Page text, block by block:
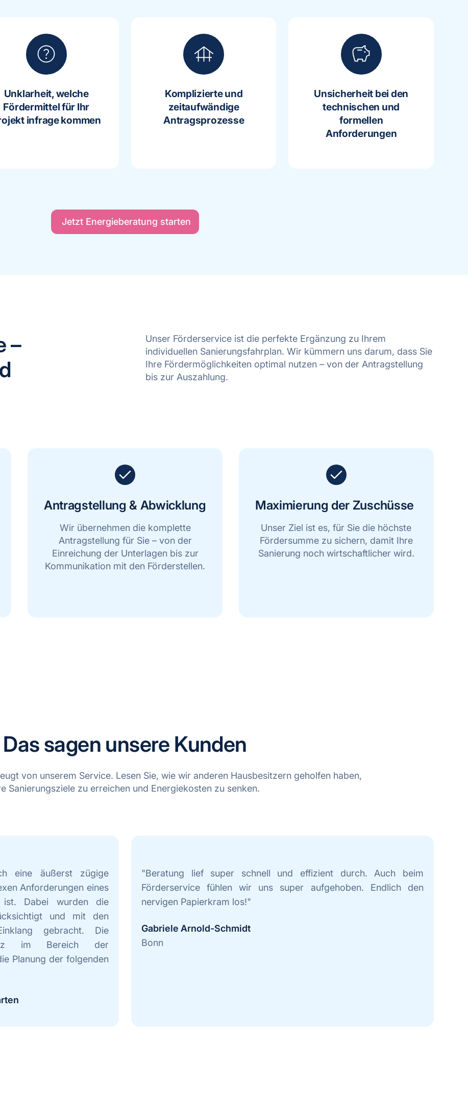
help
Unklarheit, welche
Fördermittel für Ihr
infrage kommen
foundation
Komplizierte und
zeitaufwändige
Antragsprozesse
savings
Unsicherheit bei den
technischen und
formellen
Anforderungen
Jetzt Energieberatung starten
–
Unser Förderservice ist die perfekte Ergänzung zu Ihrem
individuellen Sanierungsfahrplan. Wir kümmern uns darum, dass Sie
Ihre Fördermöglichkeiten optimal nutzen – von der Antragstellung
bis zur Auszahlung.
Antragstellung & Abwicklung
Wir übernehmen die komplette
Antragstellung für Sie – von der
Einreichung der Unterlagen bis zur
Kommunikation mit den Förderstellen.
Maximierung der Zuschüsse
Unser Ziel ist es, für Sie die höchste
Fördersumme zu sichern, damit Ihre
Sanierung noch wirtschaftlicher wird.
Das sagen unsere Kunden
von unserem Service. Lesen Sie, wie wir anderen Hausbesitzern geholfen haben,
Sanierungsziele zu erreichen und Energiekosten zu senken.
eine äußerst zügige
Anforderungen eines
ist. Dabei wurden die
und mit den
gebracht. Die
im Bereich der
Planung der folgenden
"Beratung lief super schnell und effizient durch. Auch beim
Förderservice fühlen wir uns super aufgehoben. Endlich den
nervigen Papierkram los!"
Gabriele Arnold-Schmidt​
Bonn